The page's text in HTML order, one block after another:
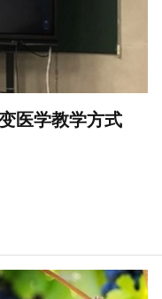
医学教学方式